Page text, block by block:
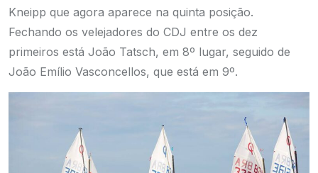
Kneipp que agora aparece na quinta posição.
Fechando os velejadores do CDJ entre os dez
primeiros está João Tatsch, em 8º lugar, seguido de
João Emílio Vasconcellos, que está em 9º.